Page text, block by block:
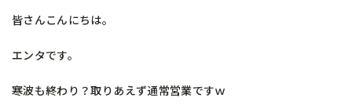
皆さんこんにちは。
エンタです。
寒波も終わり？取りあえず通常営業ですｗ